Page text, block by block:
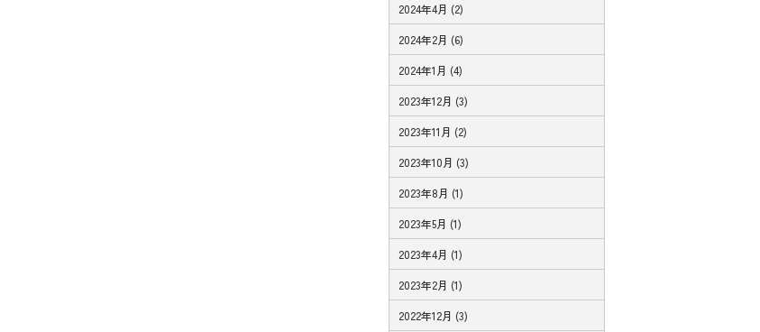
2024年4月 (2)
2024年2月 (6)
2024年1月 (4)
2023年12月 (3)
2023年11月 (2)
2023年10月 (3)
2023年8月 (1)
2023年5月 (1)
2023年4月 (1)
2023年2月 (1)
2022年12月 (3)